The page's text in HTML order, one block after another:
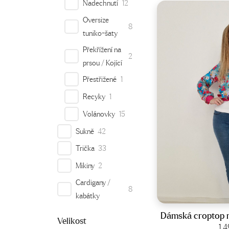
Nadechnutí 12
Oversize
tuniko-šaty
8
Překřížení na
prsou / Kojící
2
Přestřižené 1
Recyky 1
Volánovky 15
Sukně 42
Trička 33
Mikiny 2
Cardigany /
kabátky
8
Velikost Dámská croptop